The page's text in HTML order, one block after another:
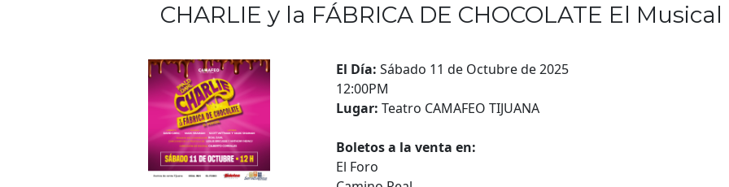
CHARLIE y la FÁBRICA DE CHOCOLATE El Musical
El Día: Sábado 11 de Octubre de 2025
12:00PM
Lugar: Teatro CAMAFEO TIJUANA
Boletos a la venta en:
El Foro